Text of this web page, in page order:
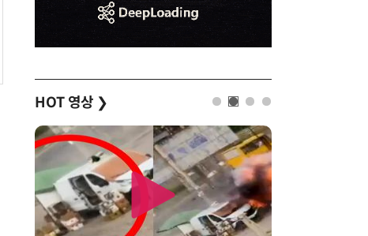
HOT 영상 ❯